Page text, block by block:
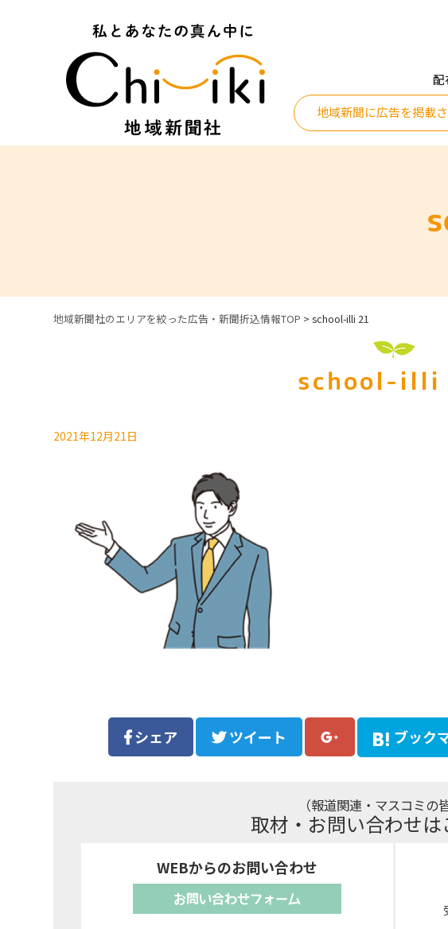
配
地域新聞に広告を掲載
地域新聞社のエリアを絞った広告・新聞折込情報TOP >school-illi 21
school-illi
2021年12月21日
シェア ツイート ブック
（報道関連・マスコミの
取材・お問い合わせは
WEBからのお問い合わせ
お問い合わせフォーム